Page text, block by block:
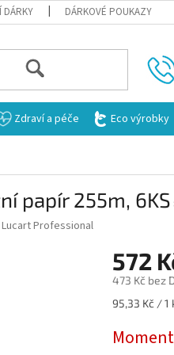
DÁRKY DÁRKOVÉ POUKAZY
HLEDAT
Zdraví a péče Eco výrobky
papír 255m, 6KS
Lucart Professional
572
473 Kč bez
Měrná
95,33 Kč / 1